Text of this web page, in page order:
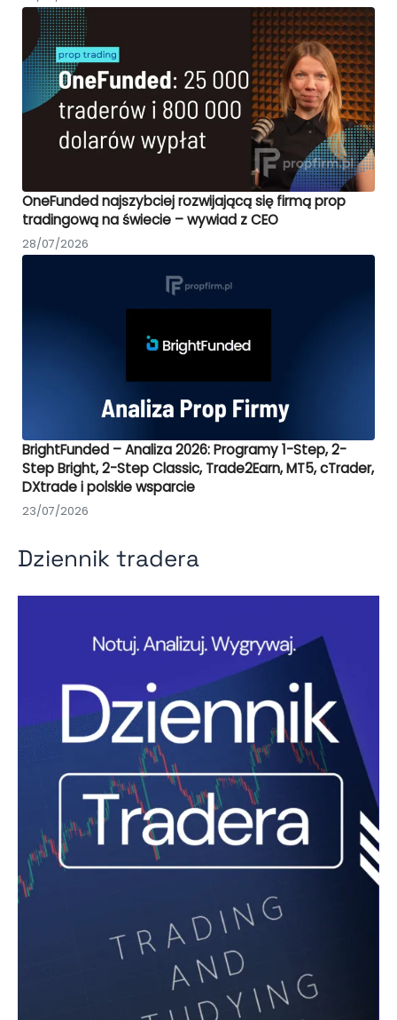
OneFunded najszybciej rozwijającą się firmą prop
tradingową na świecie – wywiad z CEO
28/07/2026
BrightFunded – Analiza 2026: Programy 1-Step, 2-
Step Bright, 2-Step Classic, Trade2Earn, MT5, cTrader,
DXtrade i polskie wsparcie
23/07/2026
Dziennik tradera